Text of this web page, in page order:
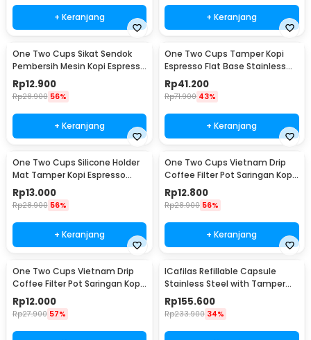
+ Keranjang + Keranjang
One Two Cups Sikat Sendok
Pembersih Mesin Kopi Espresso
2in1 - 8809
Rp12.900
Rp28.900 56%
+ Keranjang
One Two Cups Tamper Kopi
Espresso Flat Base Stainless
Steel 51mm - SS51
Rp41.200
Rp71.900 43%
+ Keranjang
One Two Cups Silicone Holder
Mat Tamper Kopi Espresso
Barista - 0310
Rp13.000
Rp28.900 56%
+ Keranjang
One Two Cups Vietnam Drip
Coffee Filter Pot Saringan Kopi
124ml 7Q - LC1
Rp12.800
Rp28.900 56%
+ Keranjang
One Two Cups Vietnam Drip
Coffee Filter Pot Saringan Kopi
114ml 6Q - LC1
Rp12.000
Rp27.900 57%
ICafilas Refillable Capsule
Stainless Steel with Tamper
for Nespresso - F456
Rp155.600
Rp233.900 34%